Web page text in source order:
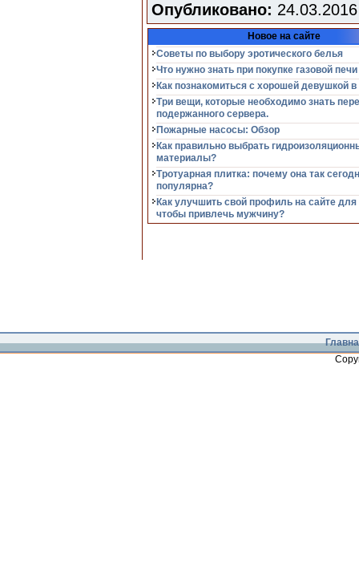
Опубликовано:
Новое на сайте
Советы по выбору эротического белья
Что нужно знать при покупке газовой печи
Как познакомиться с хорошей девушкой в
Три вещи, которые необходимо знать
подержанного сервера.
Пожарные насосы: Обзор
Как правильно выбрать
материалы?
Тротуарная плитка: почему она так
популярна?
Как улучшить свой профиль на сайте для
чтобы привлечь мужчину?